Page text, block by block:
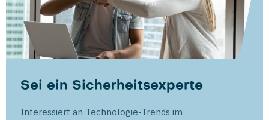
Sei ein Sicherheitsexperte
Interessiert an Technologie-Trends im